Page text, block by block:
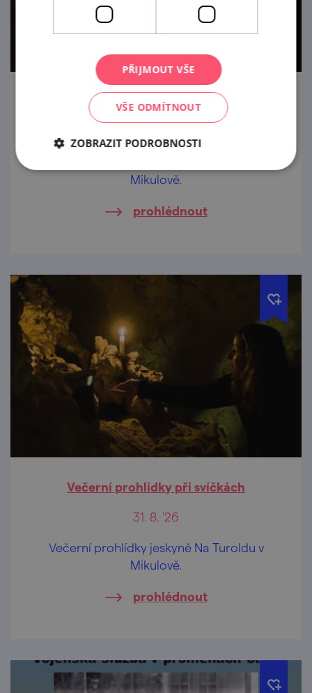
Večerní prohlídky při svíčkách
Mikulově.
prohlédnout
Večerní prohlídky při svíčkách
31. 8. '26
Večerní prohlídky jeskyně Na Turoldu v
Mikulově.
prohlédnout
PŘIJMOUT VŠE
VŠE ODMÍTNOUT
ZOBRAZIT PODROBNOSTI